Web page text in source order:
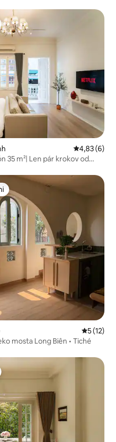
Priemerné
4,83 (6)
35 m²| Len pár krokov od
5 (12)
mosta Long Biên • Tiché